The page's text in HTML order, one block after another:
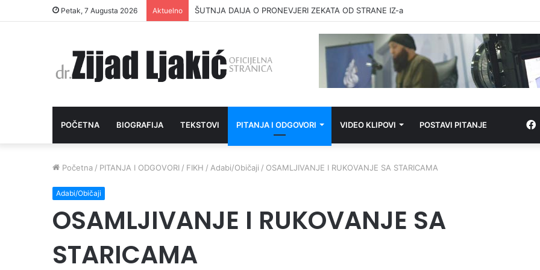
Petak, 7 Augusta 2026 Aktuelno ŠUTNJA DAIJA O PRONEVJERI ZEKATA OD STRANE IZ-a
POČETNA BIOGRAFIJA TEKSTOVI PITANJA I ODGOVORI VIDEO KLIPOVI POSTAVI PITANJE
Početna / PITANJA I ODGOVORI / FIKH / Adabi/Običaji / OSAMLJIVANJE I RUKOVANJE SA STARICAMA
Adabi/Običaji
OSAMLJIVANJE I RUKOVANJE SA
STARICAMA